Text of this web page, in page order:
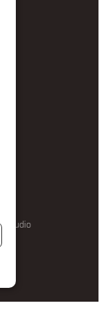
Studio